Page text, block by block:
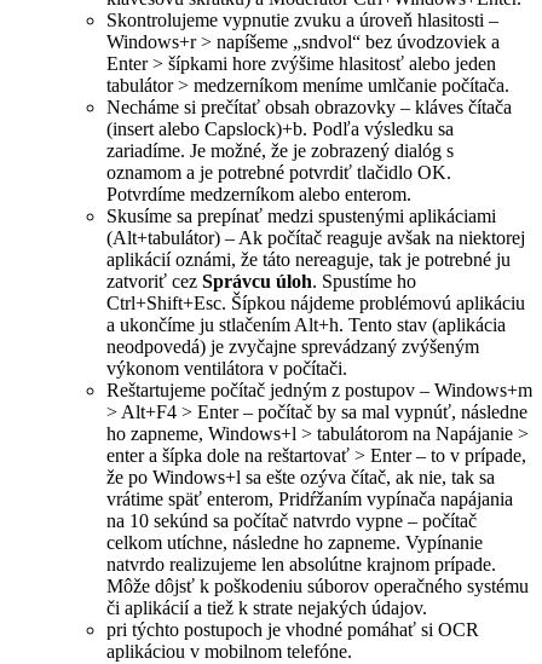
Skontrolujeme vypnutie zvuku a úroveň hlasitosti –
Windows+r > napíšeme „sndvol“ bez úvodzoviek a
Enter > šípkami hore zvýšime hlasitosť alebo jeden
tabulátor > medzerníkom meníme umlčanie počítača.
Necháme si prečítať obsah obrazovky – kláves čítača
(insert alebo Capslock)+b. Podľa výsledku sa
zariadíme. Je možné, že je zobrazený dialóg s
oznamom a je potrebné potvrdiť tlačidlo OK.
Potvrdíme medzerníkom alebo enterom.
Skusíme sa prepínať medzi spustenými aplikáciami
(Alt+tabulátor) – Ak počítač reaguje avšak na niektorej
aplikácií oznámi, že táto nereaguje, tak je potrebné ju
zatvoriť cez Správcu úloh. Spustíme ho
Ctrl+Shift+Esc. Šípkou nájdeme problémovú aplikáciu
a ukončíme ju stlačením Alt+h. Tento stav (aplikácia
neodpovedá) je zvyčajne sprevádzaný zvýšeným
výkonom ventilátora v počítači.
Reštartujeme počítač jedným z postupov – Windows+m
> Alt+F4 > Enter – počítač by sa mal vypnúť, následne
ho zapneme, Windows+l > tabulátorom na Napájanie >
enter a šípka dole na reštartovať > Enter – to v prípade,
že po Windows+l sa ešte ozýva čítač, ak nie, tak sa
vrátime späť enterom, Pridŕžaním vypínača napájania
na 10 sekúnd sa počítač natvrdo vypne – počítač
celkom utíchne, následne ho zapneme. Vypínanie
natvrdo realizujeme len absolútne krajnom prípade.
Môže dôjsť k poškodeniu súborov operačného systému
či aplikácií a tiež k strate nejakých údajov.
pri týchto postupoch je vhodné pomáhať si OCR
aplikáciou v mobilnom telefóne.